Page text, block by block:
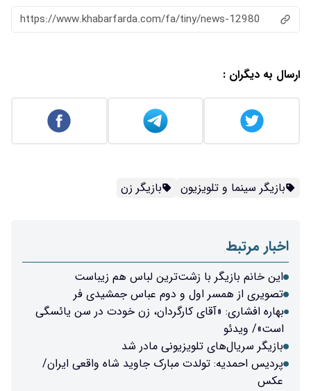
https://www.khabarfarda.com/fa/tiny/news-12980
ارسال به دیگران :
بازیگر سینما و تلویزیون بازیگر زن
اخبار مرتبط
این خانم بازیگر با زشت‌ترین لباس‌ هم زیباست
تصویری از همسر اول و دوم عباس جمشیدی فر
بهاره افشاری: «آقای کارگردان، زن خودت در سن یائسگی
است»/ ویدئو
بازیگر سریال‌های تلویزیونی مادر شد
پردیس احمدیه: تولدت مبارک جاوید شاه واقعی ایران/
عکس